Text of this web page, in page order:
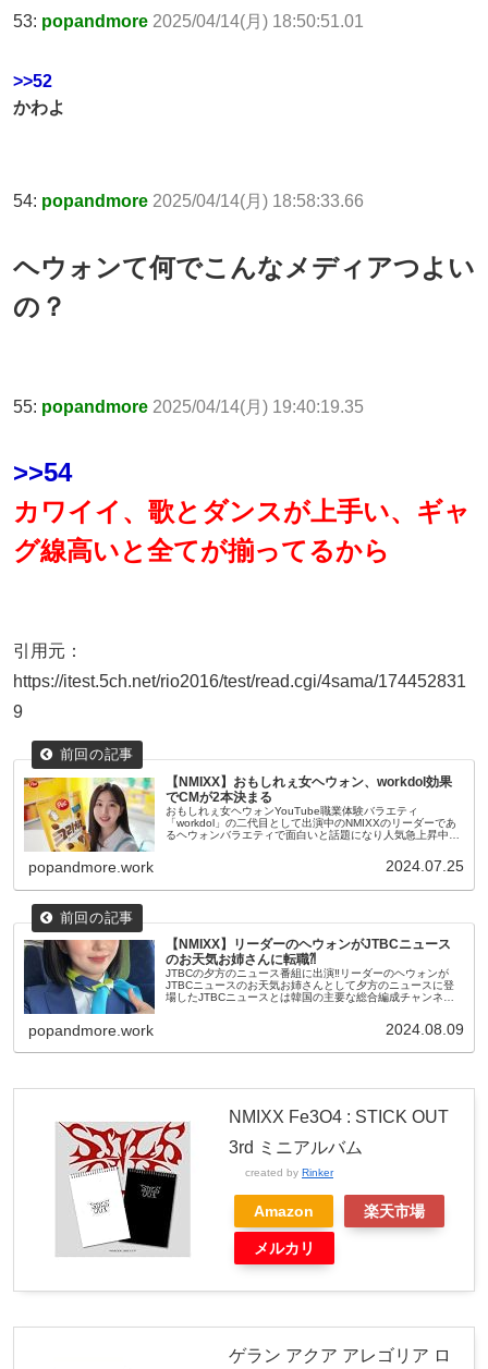
53: popandmore 2025/04/14(月) 18:50:51.01
>>52
かわよ
54: popandmore 2025/04/14(月) 18:58:33.66
ヘウォンて何でこんなメディアつよい
の？
55: popandmore 2025/04/14(月) 19:40:19.35
>>54
カワイイ、歌とダンスが上手い、ギャ
グ線高いと全てが揃ってるから
引用元：
https://itest.5ch.net/rio2016/test/read.cgi/4sama/174452831
9
【NMIXX】おもしれぇ女ヘウォン、workdol効果
でCMが2本決まる
おもしれぇ女ヘウォンYouTube職業体験バラエティ
「workdol」の二代目として出演中のNMIXXのリーダーであ
るヘウォンバラエティで面白いと話題になり人気急上昇中今
popandmore.work 2024.07.25
【NMIXX】リーダーのヘウォンがJTBCニュース
のお天気お姉さんに転職⁈
JTBCの夕方のニュース番組に出演‼リーダーのヘウォンが
JTBCニュースのお天気お姉さんとして夕方のニュースに登
場したJTBCニュースとは韓国の主要な総合編成チャンネル
popandmore.work 2024.08.09
NMIXX Fe3O4 : STICK OUT
3rd ミニアルバム
created by Rinker
Amazon 楽天市場
メルカリ
ゲラン アクア アレゴリア ロ